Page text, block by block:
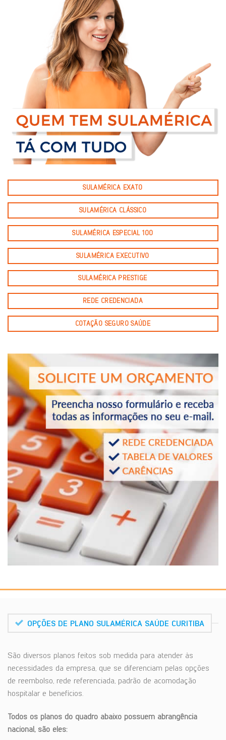
SULAMÉRICA EXATO
SULAMÉRICA CLÁSSICO
SULAMÉRICA ESPECIAL 100
SULAMÉRICA EXECUTIVO
SULAMÉRICA PRESTIGE
REDE CREDENCIADA
COTAÇÃO SEGURO SAÚDE
OPÇÕES DE PLANO SULAMÉRICA SAÚDE CURITIBA
São diversos planos feitos sob medida para atender às
necessidades da empresa, que se diferenciam pelas opções
de reembolso, rede referenciada, padrão de acomodação
hospitalar e benefícios.
Todos os planos do quadro abaixo possuem abrangência
nacional, são eles: